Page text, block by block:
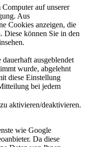
auf unserer
Aus
Cookies anzeigen, die
Diese können Sie in den
ausgeblendet
wurde, abgelehnt
diese Einstellung
bei jedem
aktivieren/deaktivieren.
wie Google
Da diese